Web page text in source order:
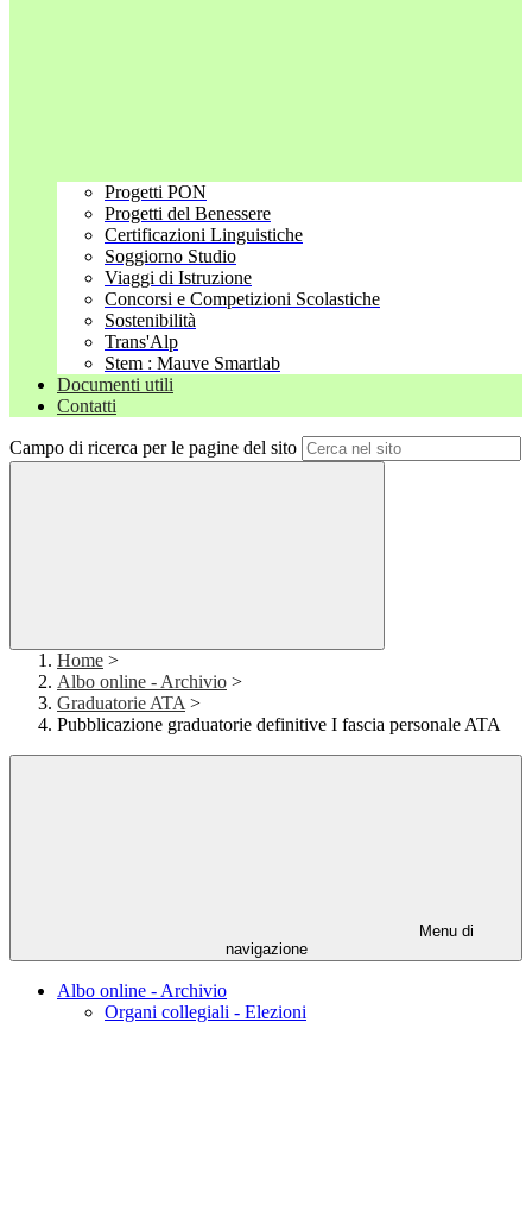
Progetti PON
Progetti del Benessere
Certificazioni Linguistiche
Soggiorno Studio
Viaggi di Istruzione
Concorsi e Competizioni Scolastiche
Sostenibilità
Trans'Alp
Stem : Mauve Smartlab
Documenti utili
Contatti
Campo di ricerca per le pagine del sito
Home >
Albo online - Archivio >
Graduatorie ATA >
Pubblicazione graduatorie definitive I fascia personale ATA
Menu di
navigazione
Albo online - Archivio
Organi collegiali - Elezioni